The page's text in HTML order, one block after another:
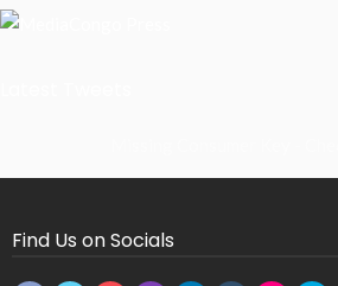
Find Us on Socials